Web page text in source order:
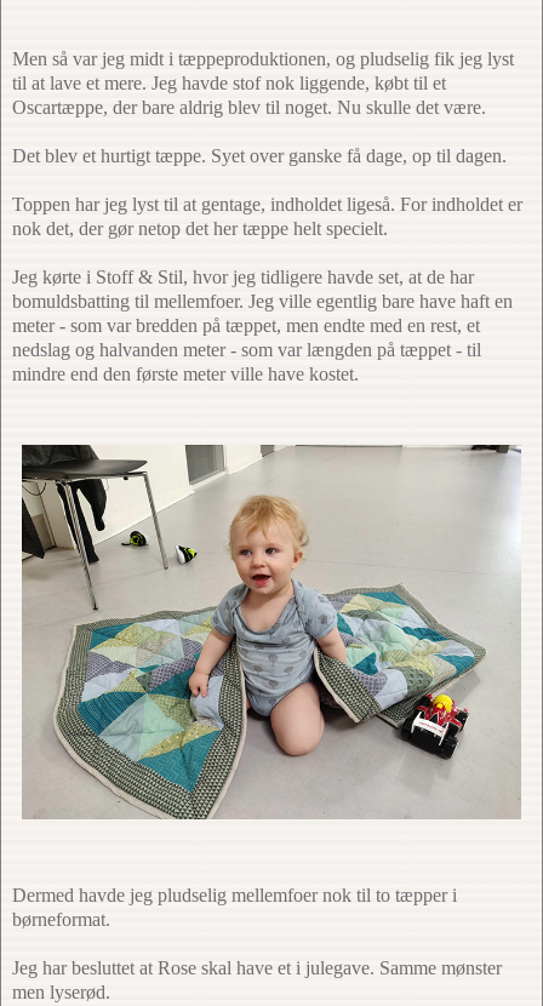
Men så var jeg midt i tæppeproduktionen, og pludselig fik jeg lyst
til at lave et mere. Jeg havde stof nok liggende, købt til et
Oscartæppe, der bare aldrig blev til noget. Nu skulle det være.
Det blev et hurtigt tæppe. Syet over ganske få dage, op til dagen.
Toppen har jeg lyst til at gentage, indholdet ligeså. For indholdet er
nok det, der gør netop det her tæppe helt specielt.
Jeg kørte i Stoff & Stil, hvor jeg tidligere havde set, at de har
bomuldsbatting til mellemfoer. Jeg ville egentlig bare have haft en
meter - som var bredden på tæppet, men endte med en rest, et
nedslag og halvanden meter - som var længden på tæppet - til
mindre end den første meter ville have kostet.
Dermed havde jeg pludselig mellemfoer nok til to tæpper i
børneformat.
Jeg har besluttet at Rose skal have et i julegave. Samme mønster
men lyserød.